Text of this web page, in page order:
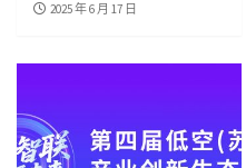
2025 年 6 月 17 日